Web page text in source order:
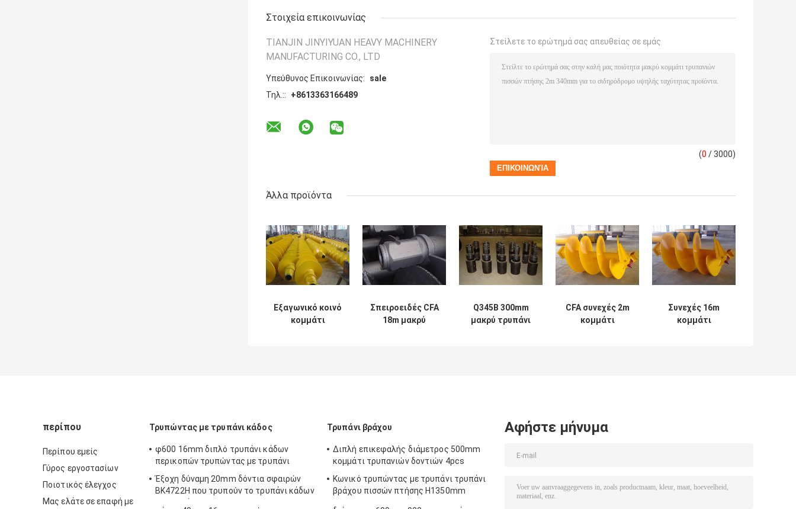
Στοιχεία επικοινωνίας
TIANJIN JINYIYUAN HEAVY MACHINERY
MANUFACTURING CO., LTD
Υπεύθυνος Επικοινωνίας:
sale
Τηλ.::
+8613363166489
Στείλετε το ερώτημά σας απευθείας σε εμάς
(0 / 3000)
Άλλα προϊόντα
Εξαγωνικό κοινό
κομμάτι
Σπειροειδές CFA
18m μακρύ
Q345B 300mm
μακρύ τρυπάνι
CFA συνεχές 2m
κομμάτι
Συνεχές 16m
κομμάτι
περίπου
Περίπου εμείς
Γύρος εργοστασίων
Ποιοτικός έλεγχος
Μας ελάτε σε επαφή με
Τρυπώντας με τρυπάνι κάδος
φ600 16mm διπλό τρυπάνι κάδων
περικοπών τρυπώντας με τρυπάνι
Έξοχη δύναμη 20mm δόντια σφαιρών
BK4722H που τρυπούν το τρυπάνι κάδων
Τρυπάνι βράχου
Διπλή επικεφαλής διάμετρος 500mm
κομμάτι τρυπανιών δοντιών 4pcs
Κωνικό τρυπώντας με τρυπάνι τρυπάνι
βράχου πισσών πτήσης H1350mm
Αφήστε μήνυμα